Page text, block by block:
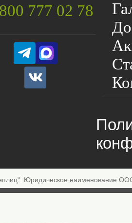
777 02 78
Юридическое наименование